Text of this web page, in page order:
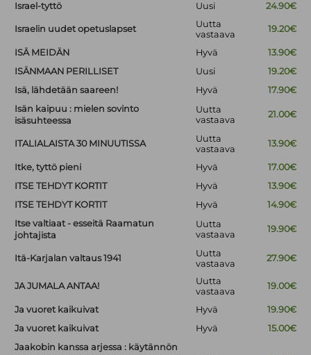
Israel-tyttö
Uusi 24.90€
Israelin uudet opetuslapset
Uutta
vastaava
19.20€
ISÄ MEIDÄN Hyvä
13.90€
ISÄNMAAN PERILLISET
Uusi
19.20€
Isä, lähdetään saareen!
Hyvä
17.90€
Isän kaipuu : mielen sovinto
isäsuhteessa
Uutta
vastaava
21.00€
ITALIALAISTA 30 MINUUTISSA
Uutta
vastaava
13.90€
Itke, tyttö pieni Hyvä
17.00€
ITSE TEHDYT KORTIT
Hyvä
13.90€
ITSE TEHDYT KORTIT
Hyvä
14.90€
Itse valtiaat - esseitä Raamatun
johtajista
Uutta
vastaava
19.90€
Itä-Karjalan valtaus 1941
Uutta
vastaava
27.90€
JA JUMALA ANTAA!
Uutta
vastaava
19.00€
Ja vuoret kaikuivat Hyvä
19.90€
Ja vuoret kaikuivat
Hyvä
15.00€
Jaakobin kanssa arjessa : käytännön